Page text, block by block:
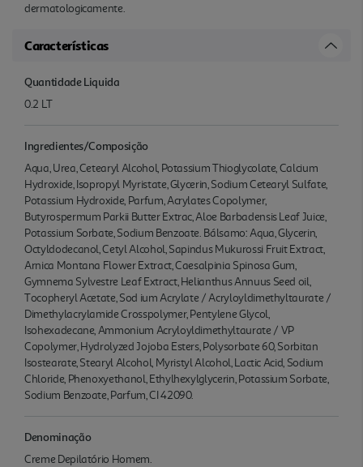
dermatologicamente.
Características
Quantidade Liquida
0.2 LT
Ingredientes/Composição
Aqua, Urea, Cetearyl Alcohol, Potassium Thioglycolate, Calcium
Hydroxide, Isopropyl Myristate, Glycerin, Sodium Cetearyl Sulfate,
Potassium Hydroxide, Parfum, Acrylates Copolymer,
Butyrospermum Parkii Butter Extrac, Aloe Barbadensis Leaf Juice,
Potassium Sorbate, Sodium Benzoate. Bálsamo: Aqua, Glycerin,
Octyldodecanol, Cetyl Alcohol, Sapindus Mukurossi Fruit Extract,
Arnica Montana Flower Extract, Caesalpinia Spinosa Gum,
Gymnema Sylvestre Leaf Extract, Helianthus Annuus Seed oil,
Tocopheryl Acetate, Sod ium Acrylate / Acryloyldimethyltaurate /
Dimethylacrylamide Crosspolymer, Pentylene Glycol,
Isohexadecane, Ammonium Acryloyldimethyltaurate / VP
Copolymer, Hydrolyzed Jojoba Esters, Polysorbate 60, Sorbitan
Isostearate, Stearyl Alcohol, Myristyl Alcohol, Lactic Acid, Sodium
Chloride, Phenoxyethanol, Ethylhexylglycerin, Potassium Sorbate,
Sodium Benzoate, Parfum, CI 42090.
Denominação
Creme Depilatório Homem.